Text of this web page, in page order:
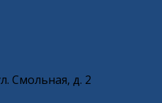
Смольная, д. 2